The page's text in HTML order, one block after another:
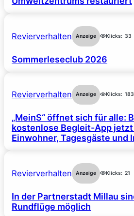
Revierverhalten Anzeige Klicks: 33
Sommerleseclub 2026
Revierverhalten Anzeige Klicks: 183
„MeinS“ öffnet sich für alle:
kostenlose Begleit-App
Einwohner, Tagesgäste und
Revierverhalten Anzeige Klicks: 21
In der Partnerstadt Millau
Rundflüge möglich